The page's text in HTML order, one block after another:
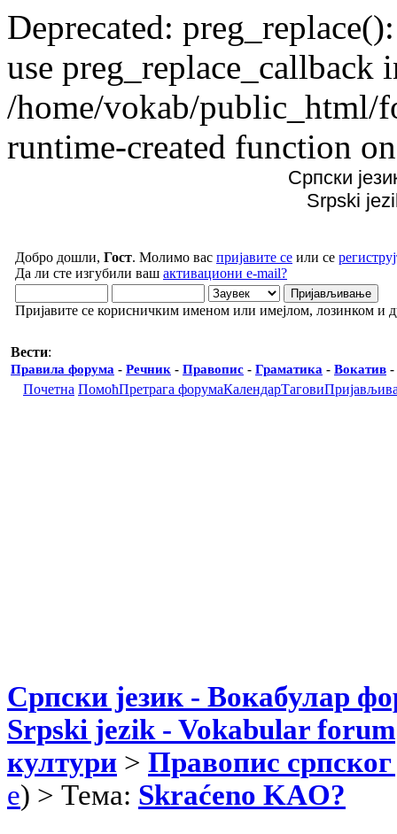
Deprecated:
use preg_replace_callback
/home/vokab/public_html/
runtime-created function
Српски
Srpski
Добро дошли, Гост. Молимо вас пријавите се или се
Да ли сте изгубили ваш активациони e-mail?
Пријавите се корисничким именом или имејлом, лозинком и
Вести:
Правила форума - Речник - Правопис - Граматика - Вокатив -
Почетна ПомоћПретрага форумаКалендарТагови
Српски језик - Вокабулар
Srpski jezik - Vokabular forum
култури > Правопис српског
e) > Тема: Skraćeno KAO?